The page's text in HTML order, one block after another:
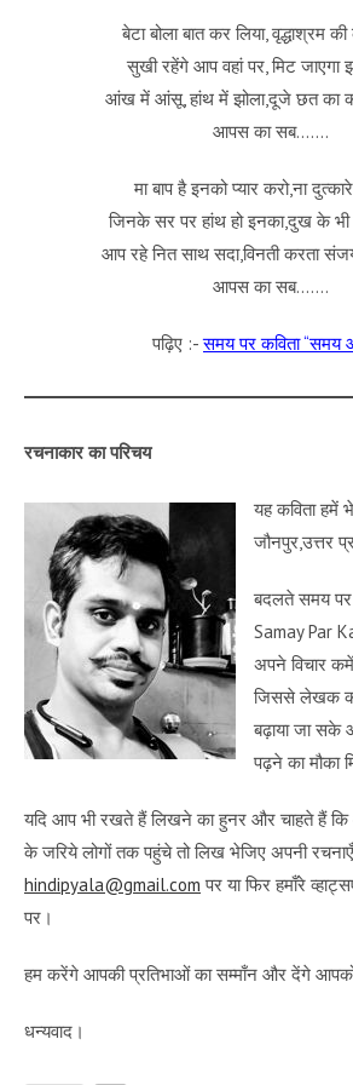
बेटा बोला बात कर लिया, वृद्धाश्रम की
सुखी रहेंगे आप वहां पर, मिट जाएगा
आंख में आंसू, हांथ में झोला,दूजे छत का
आपस का सब…….
मा बाप है इनको प्यार करो,ना
जिनके सर पर हांथ हो इनका,दुख के
आप रहे नित साथ सदा,विनती करता
आपस का सब…….
पढ़िए :-समय पर कविता “समय
रचनाकार का परिचय
यह कविता हमें
जौनपुर,उत्तर
बदलते समय पर
Samay Par
अपने विचार
जिससे लेखक
बढ़ाया जा
पढ़ने का मौका
यदि आप भी रखते हैं लिखने का हुनर और चाहते हैं कि
के जरिये लोगों तक पहुंचे तो लिख भेजिए अपनी रचनाएँ
hindipyala@gmail.com पर या फिर हमाँरे
पर।
हम करेंगे आपकी प्रतिभाओं का सम्माँन और देंगे
धन्यवाद।